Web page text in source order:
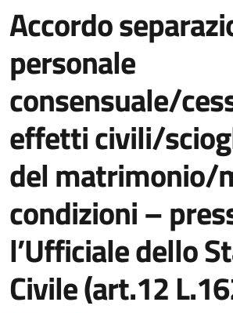
Accordo
personale
consensuale/
effetti civili/
del matrimonio/
condizioni –
l’Ufficiale dello
Civile (art.12